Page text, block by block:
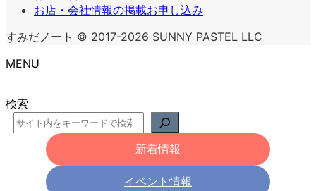
お店・会社情報の掲載お申し込み
すみだノート © 2017-2026 SUNNY PASTEL LLC
MENU
検索
新着情報
イベント情報